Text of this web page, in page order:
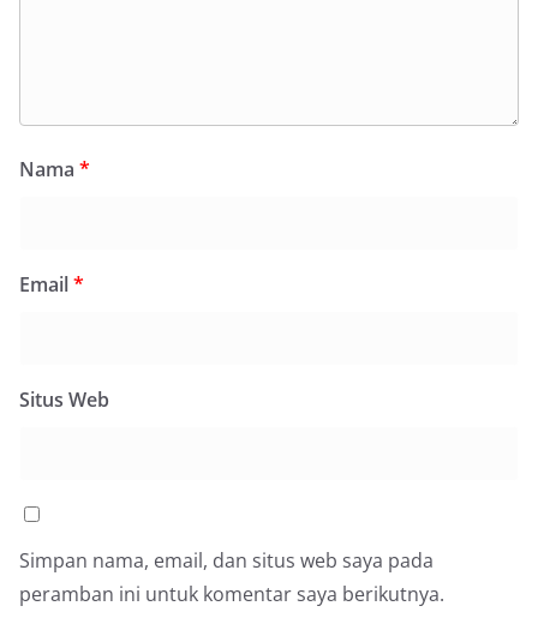
Nama *
Email*
Situs Web
Simpan nama, email, dan situs web saya pada
peramban ini untuk komentar saya berikutnya.